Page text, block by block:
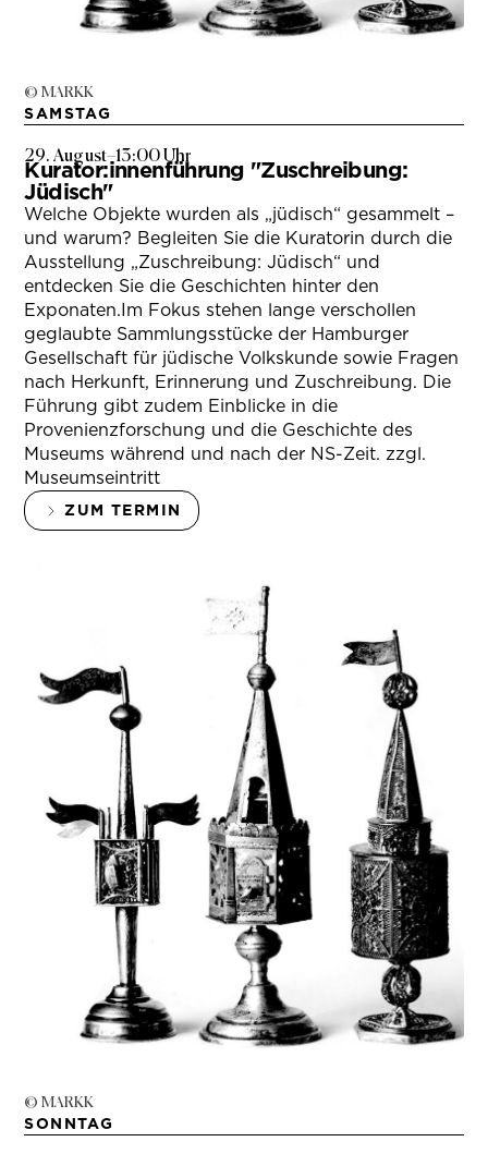
© MARKK
SAMSTAG
29. August–13:00 Uhr
Kurator:innenführung "Zuschreibung:
Jüdisch"
Welche Objekte wurden als „jüdisch“ gesammelt –
und warum? Begleiten Sie die Kuratorin durch die
Ausstellung „Zuschreibung: Jüdisch“ und
entdecken Sie die Geschichten hinter den
Exponaten.Im Fokus stehen lange verschollen
geglaubte Sammlungsstücke der Hamburger
Gesellschaft für jüdische Volkskunde sowie Fragen
nach Herkunft, Erinnerung und Zuschreibung. Die
Führung gibt zudem Einblicke in die
Provenienzforschung und die Geschichte des
Museums während und nach der NS-Zeit. zzgl.
Museumseintritt
ZUM TERMIN
© MARKK
SONNTAG